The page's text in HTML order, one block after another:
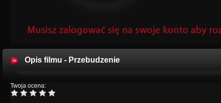
Opis filmu - Przebudzenie
Twoja ocena: